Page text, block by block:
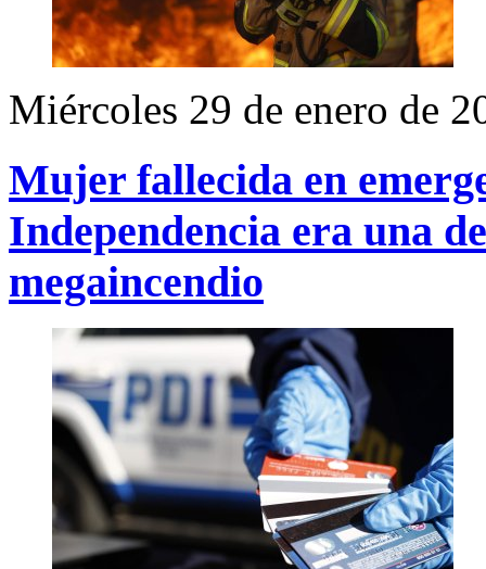
Miércoles 29 de enero de
Mujer fallecida en
Independencia era una
megaincendio